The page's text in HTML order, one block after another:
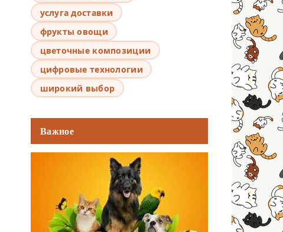
услуга доставки
фрукты овощи
цветочные композиции
цифровые технологии
широкий выбор
Важное